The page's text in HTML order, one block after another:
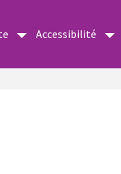
Accessibilité